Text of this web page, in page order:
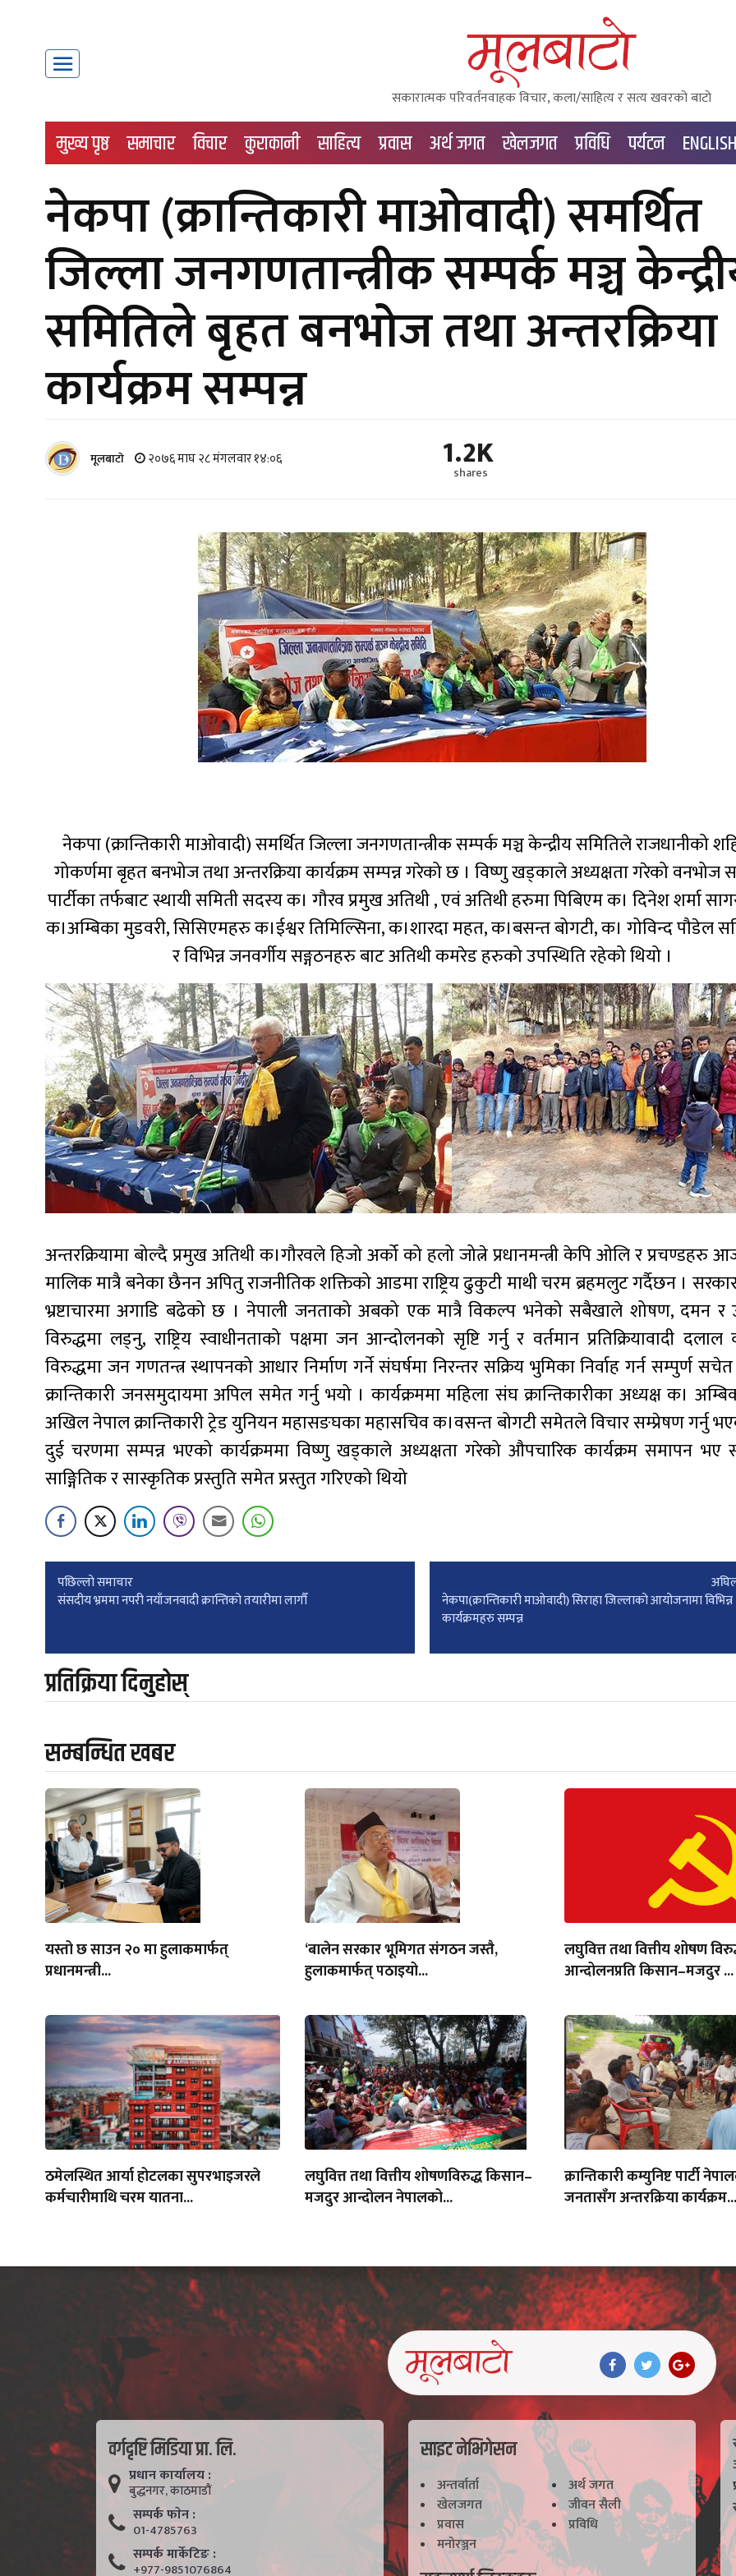
सकारात्मक परिवर्तनवाहक विचार, कला/साहित्य र सत्य खवरको बाटाे
मुख्य पृष्ठ समाचार विचार कुराकानी साहित्य प्रवास अर्थ जगत खेलजगत प्रविधि पर्यटन ENGLISH
नेकपा (क्रान्तिकारी माओवादी) समर्थित
जिल्ला जनगणतान्त्रीक सम्पर्क मञ्च
समितिले बृहत बनभोज तथा अन्तरक्रिया
कार्यक्रम सम्पन्न
मूलबाटाे २०७६ माघ २८ मंगलवार १४:०६ 1.2K
shares
नेकपा (क्रान्तिकारी माओवादी) समर्थित जिल्ला जनगणतान्त्रीक सम्पर्क मञ्च केन्द्रीय समितिले राजधानीको
गोकर्णमा बृहत बनभोज तथा अन्तरक्रिया कार्यक्रम सम्पन्न गरेको छ । विष्णु खड्काले अध्यक्षता गरेको वनभोज
पार्टीका तर्फबाट स्थायी समिती सदस्य क। गौरव प्रमुख अतिथी , एवं अतिथी हरुमा पिबिएम क। दिनेश शर्मा
क।अम्बिका मुडवरी, सिसिएमहरु क।ईश्वर तिमिल्सिना, क।शारदा महत, क।बसन्त बोगटी, क। गोविन्द पौडेल
र विभिन्न जनवर्गीय सङ्गठनहरु बाट अतिथी कमरेड हरुको उपस्थिति रहेको थियो ।
अन्तरक्रियामा बोल्दै प्रमुख अतिथी क।गौरवले हिजो अर्को को हलो जोत्ने प्रधानमन्त्री केपि ओलि र प्रचण्डहरु
मालिक मात्रै बनेका छैनन अपितु राजनीतिक शक्तिको आडमा राष्ट्रिय ढुकुटी माथी चरम ब्रहमलुट गर्दैछन ।
भ्रष्टाचारमा अगाडि बढेको छ । नेपाली जनताको अबको एक मात्रै विकल्प भनेको सबैखाले शोषण, दमन र
विरुद्धमा लड्नु, राष्ट्रिय स्वाधीनताको पक्षमा जन आन्दोलनको सृष्टि गर्नु र वर्तमान प्रतिक्रियावादी दलाल
विरुद्धमा जन गणतन्त्र स्थापनको आधार निर्माण गर्ने संघर्षमा निरन्तर सक्रिय भुमिका निर्वाह गर्न सम्पुर्ण
क्रान्तिकारी जनसमुदायमा अपिल समेत गर्नु भयो । कार्यक्रममा महिला संघ क्रान्तिकारीका अध्यक्ष क।
अखिल नेपाल क्रान्तिकारी ट्रेड युनियन महासङघका महासचिव क।वसन्त बोगटी समेतले विचार सम्प्रेषण गर्नु
दुई चरणमा सम्पन्न भएको कार्यक्रममा विष्णु खड्काले अध्यक्षता गरेको औपचारिक कार्यक्रम समापन भए
साङ्गितिक र सास्कृतिक प्रस्तुति समेत प्रस्तुत गरिएको थियो
Post
पछिल्लाे समाचार
संसदीय भ्रममा नपरी नयाँजनवादी क्रान्तिको तयारीमा लागौँ
नेकपा(क्रान्तिकारी माओवादी) सिराहा जिल्लाको आयोजनामा विभिन्न
कार्यक्रमहरु सम्पन्न
प्रतिक्रिया दिनुहोस्
सम्बन्धित खबर
यस्तो छ साउन २० मा हुलाकमार्फत्
प्रधानमन्त्री...
‘बालेन सरकार भूमिगत संगठन जस्तै,
हुलाकमार्फत् पठाइयो...
लघुवित्त तथा वित्तीय शोषण
आन्दोलनप्रति किसान–मजदुर ...
ठमेलस्थित आर्या होटलका सुपरभाइजरले
कर्मचारीमाथि चरम यातना...
लघुवित्त तथा वित्तीय शोषणविरुद्ध किसान–
मजदुर आन्दोलन नेपालको...
क्रान्तिकारी कम्युनिष्ट पार्टी
जनतासँग अन्तरक्रिया कार्यक्रम...
वर्गदृष्टि मिडिया प्रा. लि.
प्रधान कार्यालय :
बुद्धनगर, काठमाडाैं
सम्पर्क फाेन :
01-4785763
सम्पर्क मार्केटिङ :
+977-9851076864
साइट नेभिगेसन
अन्तर्वार्ता
अर्थ जगत
खेलजगत
जीवन सैली
प्रवास
प्रविधि
मनोरञ्जन